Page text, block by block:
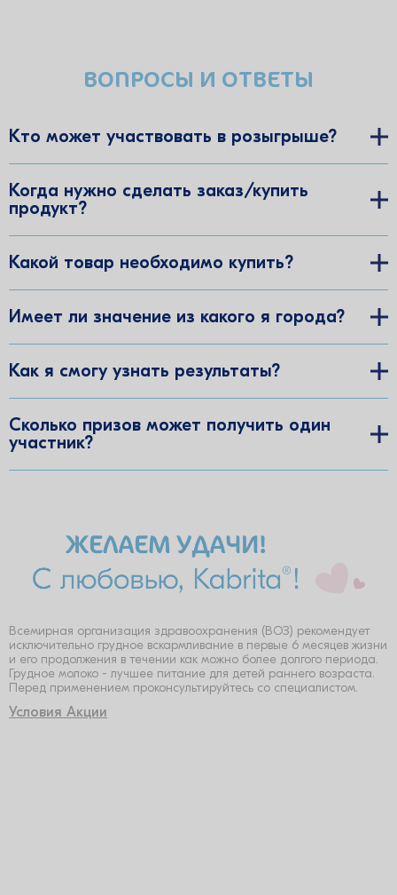
Бонусы на бонусную карту «Детский мир», 10
000 бонусов
Шолпан
****9553
Бонусы на бонусную карту «Детский мир», 10
06.08.2026
000 бонусов
06.08.2026
****5298
Бонусы на бонусную карту «Детский мир», 10
000 бонусов
06.08.2026
****0922
Бонусы на бонусную карту «Детский мир», 30
****6240
Бонусы на бонусную карту «Детский мир», 30
000 бонусов
Назгул
Сет с продуктами Kabrita®
Аксезим
06.08.2026
****9289
Сет с продуктами Kabrita®
ВОПРОСЫ И ОТВЕТЫ
Кто может участвовать в розыгрыше?
Когда нужно сделать заказ/купить
продукт?
Какой товар необходимо купить?
Имеет ли значение из какого я города?
Как я смогу узнать результаты?
Сколько призов может получить один
участник?
Всемирная организация здравоохранения (ВОЗ) рекомендует
исключительно грудное вскармливание в первые 6 месяцев жизни
и его продолжения в течении как можно более долгого периода.
Грудное молоко - лучшее питание для детей раннего возраста.
Перед применением проконсультируйтесь со специалистом.
Условия Акции